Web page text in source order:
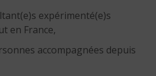
expérimenté(e)s
en France,
accompagnées depuis